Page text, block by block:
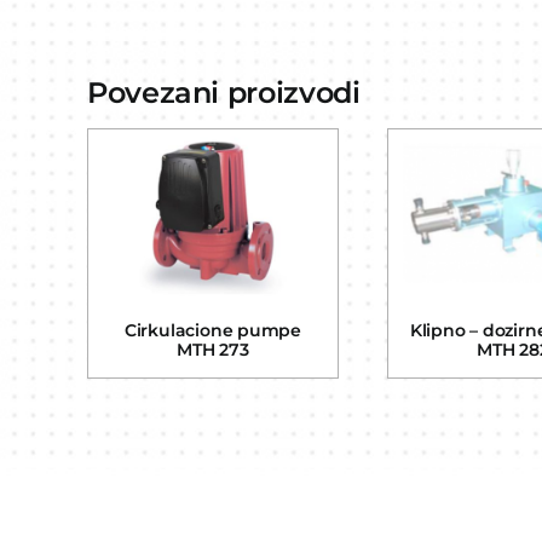
Povezani proizvodi
Cirkulacione pumpe
MTH 273
Klipno –
MTH